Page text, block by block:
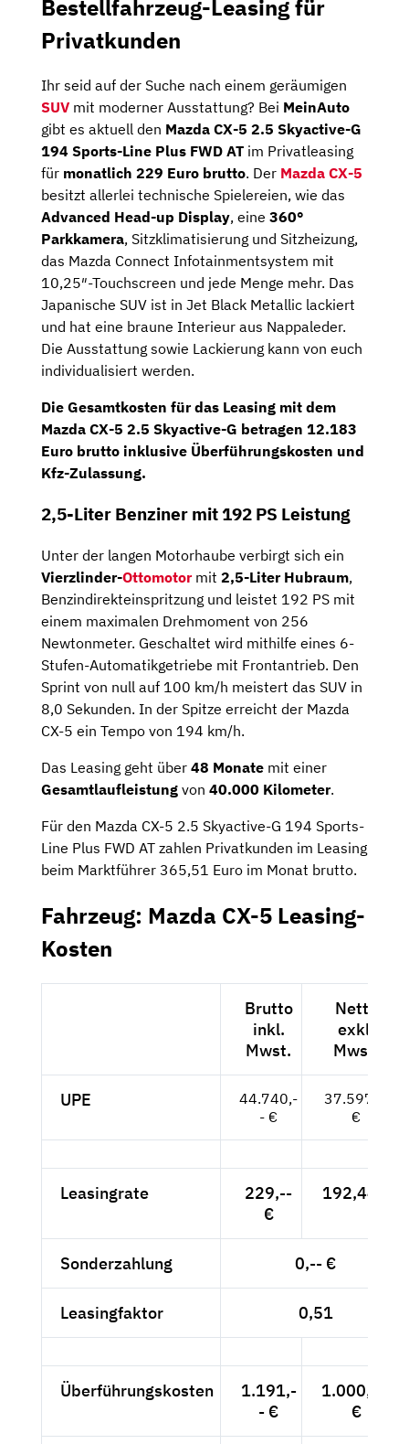
Bestellfahrzeug-Leasing für
Privatkunden
Ihr seid auf der Suche nach einem geräumigen
SUV mit moderner Ausstattung? Bei MeinAuto
gibt es aktuell den Mazda CX-5 2.5 Skyactive-G
194 Sports-Line Plus FWD AT im Privatleasing
für monatlich 229 Euro brutto. Der Mazda CX-5
besitzt allerlei technische Spielereien, wie das
Advanced Head-up Display, eine 360°
Parkkamera, Sitzklimatisierung und Sitzheizung,
das Mazda Connect Infotainmentsystem mit
10,25″-Touchscreen und jede Menge mehr. Das
Japanische SUV ist in Jet Black Metallic lackiert
und hat eine braune Interieur aus Nappaleder.
Die Ausstattung sowie Lackierung kann von euch
individualisiert werden.
Die Gesamtkosten für das Leasing mit dem
Mazda CX-5 2.5 Skyactive-G betragen 12.183
Euro brutto inklusive Überführungskosten und
Kfz-Zulassung.
2,5-Liter Benziner mit 192 PS Leistung
Unter der langen Motorhaube verbirgt sich ein
Vierzlinder-Ottomotormit 2,5-Liter Hubraum,
Benzindirekteinspritzung und leistet 192 PS mit
einem maximalen Drehmoment von 256
Newtonmeter. Geschaltet wird mithilfe eines 6-
Stufen-Automatikgetriebe mit Frontantrieb. Den
Sprint von null auf 100 km/h meistert das SUV in
8,0 Sekunden. In der Spitze erreicht der Mazda
CX-5 ein Tempo von 194 km/h.
Das Leasing geht über 48 Monate mit einer
Gesamtlaufleistung von 40.000 Kilometer.
Für den Mazda CX-5 2.5 Skyactive-G 194 Sports-
Line Plus FWD AT zahlen Privatkunden im Leasing
beim Marktführer 365,51 Euro im Monat brutto.
Fahrzeug: Mazda CX-5 Leasing-
Kosten
Brutto
inkl.
Mwst.
Netto
exkl.
Mwst.
UPE
44.740,-
- €
37.597,--
€
Leasingrate
229,--
€
192,44 €
Sonderzahlung 0,-- €
Leasingfaktor 0,51
Überführungskosten
1.191,-
- €
1.000,84
€